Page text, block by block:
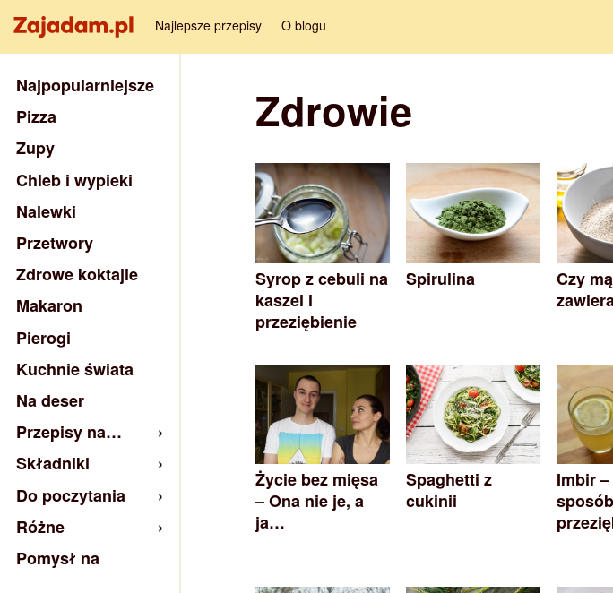
Najlepsze przepisy O blogu
Zdrowie
Syrop z cebuli na
kaszel i
przeziębienie
Spirulina
Czy
Życie bez mięsa
– Ona nie je, a
ja…
Spaghetti z
cukinii
Imbir
Najpopularniejsze
Pizza
Zupy
Chleb i wypieki
Nalewki
Przetwory
Zdrowe koktajle
Makaron
Pierogi
Kuchnie świata
Na deser
Przepisy na…
Składniki
Do poczytania
Różne
Pomysł na